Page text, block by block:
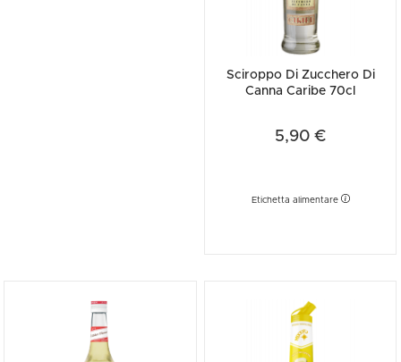
Sciroppo Di Zucchero Di
Canna Caribe 70cl
5,90 €
Etichetta alimentare